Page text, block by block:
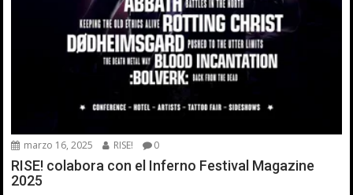
marzo 16, 2025 RISE! 0
RISE! colabora con el Inferno Festival Magazine
2025